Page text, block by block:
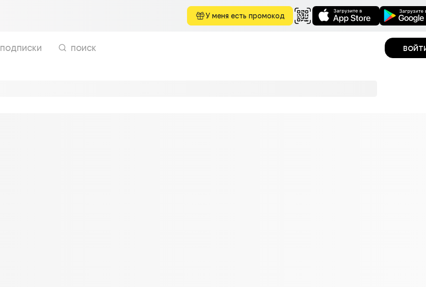
У меня есть промокод
подписки поиск